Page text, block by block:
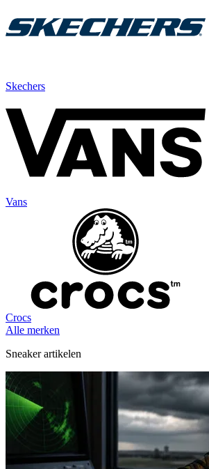
Skechers
Vans
Crocs
Alle merken
Sneaker artikelen